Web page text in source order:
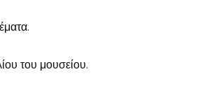
του μουσείου.